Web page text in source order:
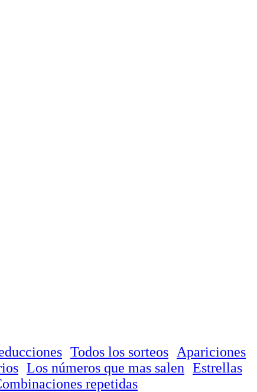
Todos los sorteos
Apariciones
Los números que mas salen Estrellas
repetidas